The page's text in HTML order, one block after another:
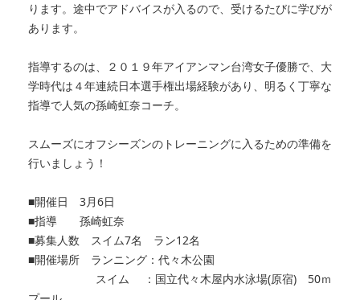
ります。 途中でアドバイスが入るので、受けるたびに学びが
あります。
指導するのは、２０１９年アイアンマン台湾女子優勝で、 大
学時代は４年連続日本選手権出場経験があり、 明るく丁寧な
指導で人気の孫崎虹奈コーチ。
スムーズにオフシーズンのトレーニングに入るための準備を
行いま しょう！
■開催日 3月6日
■指導 孫崎虹奈
■募集人数 スイム7名 ラン12名
■開催場所 ランニング：代々木公園
スイム ：国立代々木屋内水泳場(原宿) 50ｍ